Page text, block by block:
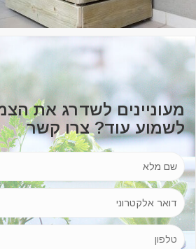
מעוניינים לשדרג את
לשמוע עוד? צרו קשר